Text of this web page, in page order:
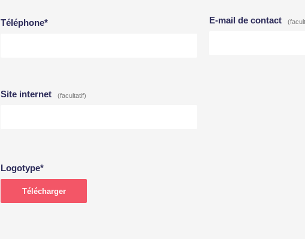
Téléphone* E-mail de contact
Site internet
Logotype*
Télécharger